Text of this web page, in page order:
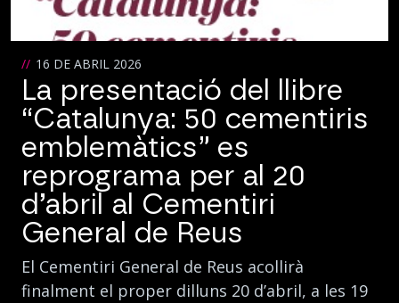
16 DE ABRIL 2026
La presentació del llibre
“Catalunya: 50 cementiris
emblemàtics” es
reprograma per al 20
d’abril al Cementiri
General de Reus
El Cementiri General de Reus acollirà
finalment el proper dilluns 20 d’abril, a les 19